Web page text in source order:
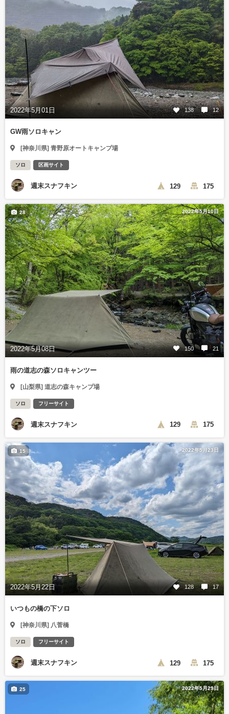
2022年5月01日 138 12
GW雨ソロキャン
[神奈川県] 青野原オートキャンプ場
ソロ 区画サイト
週末スナフキン 129 175
2022年5月10日
2022年5月08日 150 21
28
雨の道志の森ソロキャンツー
[山梨県] 道志の森キャンプ場
ソロ フリーサイト
週末スナフキン 129 175
2022年5月23日
2022年5月22日 128 17
15
いつもの橋の下ソロ
[神奈川県] 八菅橋
ソロ フリーサイト
週末スナフキン 129 175
2022年5月29日
25